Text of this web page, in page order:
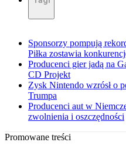
Sponsorzy pompują
Piłka zostawia
Producenci gier jadą na
CD Projekt
Zysk Nintendo wzrósł o
Trumpa
Producenci aut w
zwolnienia i oszczędności
Promowane treści